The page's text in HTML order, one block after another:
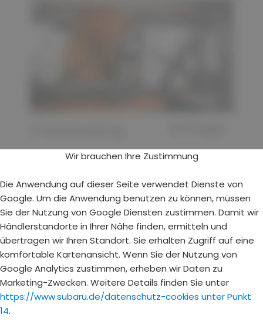
Wir brauchen Ihre Zustimmung
Die Anwendung auf dieser Seite verwendet Dienste von
Google. Um die Anwendung benutzen zu können, müssen
Sie der Nutzung von Google Diensten zustimmen. Damit wir
Händlerstandorte in Ihrer Nähe finden, ermitteln und
übertragen wir Ihren Standort. Sie erhalten Zugriff auf eine
komfortable Kartenansicht. Wenn Sie der Nutzung von
Google Analytics zustimmen, erheben wir Daten zu
Marketing-Zwecken. Weitere Details finden Sie unter
https://www.subaru.de/datenschutz-cookies unter Punkt
14.